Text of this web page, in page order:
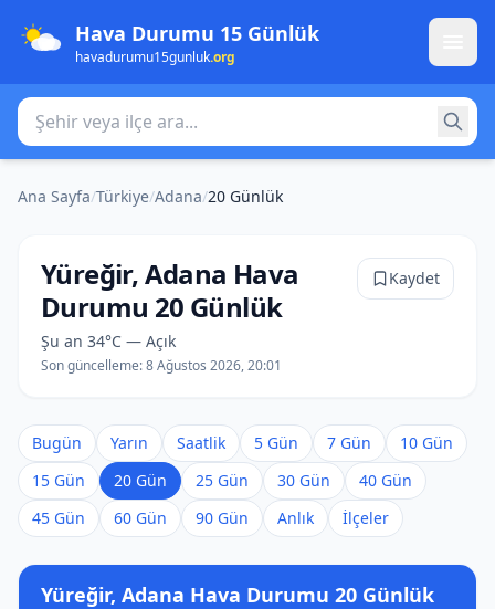
Hava Durumu 15 Günlük
havadurumu15gunluk.org
Şehir veya ilçe ara
Ana Sayfa/Türkiye/Adana/20 Günlük
Yüreğir, Adana Hava
Durumu 20 Günlük
Şu an 34°C — Açık
Son güncelleme:8 Ağustos 2026, 20:01
Kaydet
Bugün Yarın Saatlik 5 Gün 7 Gün
10 Gün
15 Gün
20 Gün 25 Gün 30 Gün
40 Gün
45 Gün
60 Gün 90 Gün Anlık İlçeler
Yüreğir, Adana Hava Durumu 20 Günlük